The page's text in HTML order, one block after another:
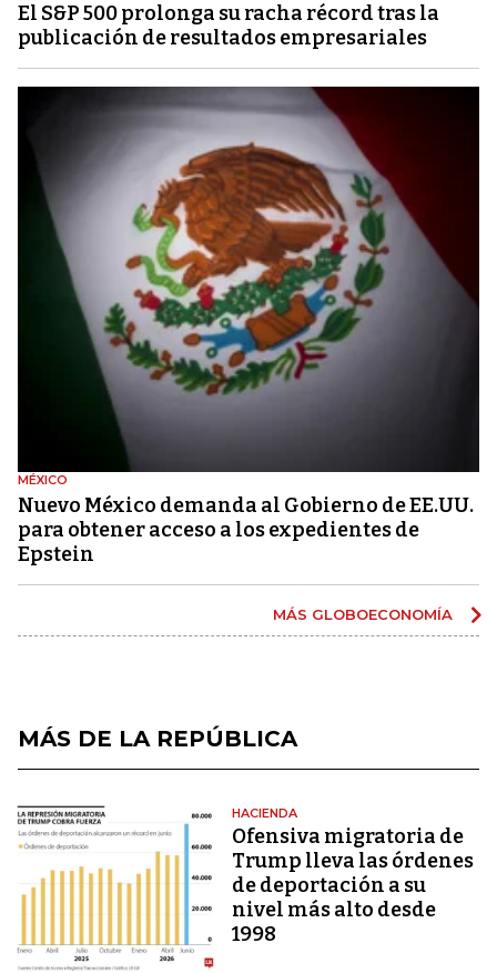
El S&P 500 prolonga su racha récord tras la
publicación de resultados empresariales
MÉXICO
Nuevo México demanda al Gobierno de EE.UU.
para obtener acceso a los expedientes de
Epstein
MÁS GLOBOECONOMÍA
MÁS DE LA REPÚBLICA
HACIENDA
Ofensiva migratoria de
Trump lleva las órdenes
de deportación a su
nivel más alto desde
1998